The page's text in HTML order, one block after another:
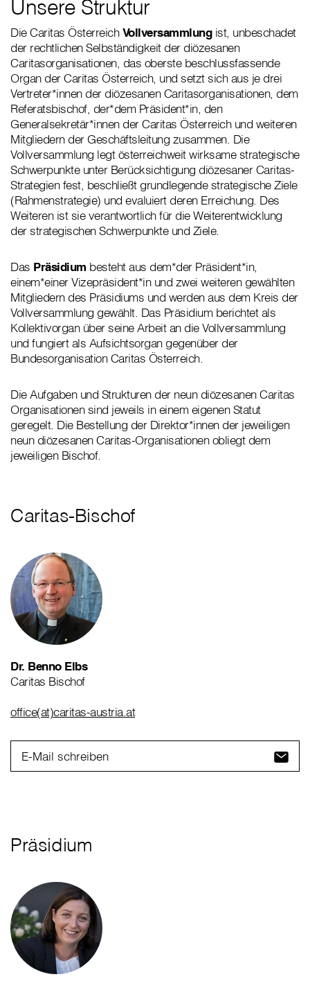
Unsere Struktur
Die Caritas ÖsterreichVollversammlungist, unbeschadet
der rechtlichen Selbständigkeit der diözesanen
Caritasorganisationen, das oberste beschlussfassende
Organ der Caritas Österreich, und setzt sich aus je drei
Vertreter*innen der diözesanen Caritasorganisationen, dem
Referatsbischof, der*dem Präsident*in, den
Generalsekretär*innen der Caritas Österreich und weiteren
Mitgliedern der Geschäftsleitung zusammen. Die
Vollversammlung legt österreichweit wirksame strategische
Schwerpunkte unter Berücksichtigung diözesaner Caritas-
Strategien fest, beschließt grundlegende strategische Ziele
(Rahmenstrategie) und evaluiert deren Erreichung. Des
Weiteren ist sie verantwortlich für die Weiterentwicklung
der strategischen Schwerpunkte und Ziele.
Das Präsidium besteht aus dem*der Präsident*in,
einem*einer Vizepräsident*in und zwei weiteren gewählten
Mitgliedern des Präsidiums und werden aus dem Kreis der
Vollversammlung gewählt. Das Präsidium berichtet als
Kollektivorgan über seine Arbeit an die Vollversammlung
und fungiert als Aufsichtsorgan gegenüber der
Bundesorganisation Caritas Österreich.
Die Aufgaben und Strukturen der neun diözesanen Caritas
Organisationen sind jeweils in einem eigenen Statut
geregelt. Die Bestellung der Direktor*innen der jeweiligen
neun diözesanen Caritas-Organisationen obliegt dem
jeweiligen Bischof.
Caritas-Bischof
Dr. Benno Elbs
Caritas Bischof
office(at)caritas-austria.at
E-Mail schreiben
Präsidium